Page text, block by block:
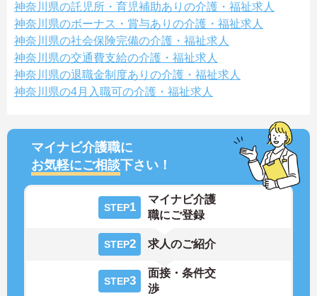
神奈川県の託児所・育児補助ありの介護・福祉求人
神奈川県のボーナス・賞与ありの介護・福祉求人
神奈川県の社会保険完備の介護・福祉求人
神奈川県の交通費支給の介護・福祉求人
神奈川県の退職金制度ありの介護・福祉求人
神奈川県の4月入職可の介護・福祉求人
マイナビ介護職に
お気軽にご相談下さい！
STEP1
マイナビ介護
職にご登録
STEP2 求人のご紹介
STEP3
面接・条件交
渉